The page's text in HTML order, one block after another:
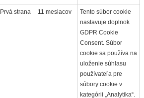
Prvá strana 11 mesiacov
Tento súbor cookie
nastavuje doplnok
GDPR Cookie
Consent. Súbor
cookie sa používa na
uloženie súhlasu
používateľa pre
súbory cookie v
kategórii „Analytika“.